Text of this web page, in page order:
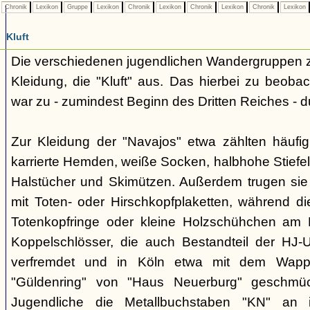
Chronik Lexikon Gruppe Lexikon Chronik Lexikon Chronik Lexikon Chronik Lexikon
Kluft
Die verschiedenen jugendlichen Wandergruppen
Kleidung, die "Kluft" aus. Das hierbei zu
war zu - zumindest Beginn des Dritten Reiches -
Zur Kleidung der "Navajos" etwa zählten
karrierte Hemden, weiße Socken, halbhohe
Halstücher und Skimützen. Außerdem trugen
mit Toten- oder Hirschkopfplaketten, während
Totenkopfringe oder kleine Holzschühchen am
Koppelschlösser, die auch Bestandteil der HJ-
verfremdet und in Köln etwa mit dem
"Güldenring" von "Haus Neuerburg"
Jugendliche die Metallbuchstaben "KN"